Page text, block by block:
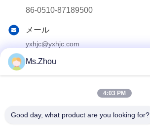
86-0510-87189500
メール
yxhjc@yxhjc.com
アドレス
Dingshu の町、Yixing 都市、江蘇省
Ms.Zhou
4:03 PM
Good day, what product are you looking for?